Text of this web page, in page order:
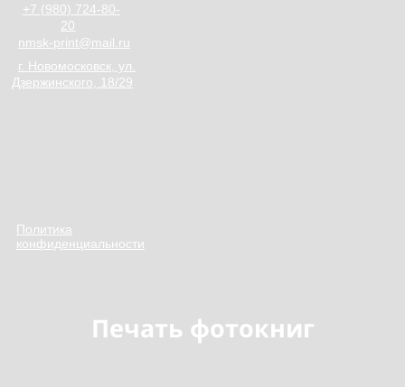
+7 (980) 724-80-
20
nmsk-print@mail.ru
г. Новомосковск, ул.
Дзержинского, 18/29
Политика
конфиденциальности
Печать фотокниг